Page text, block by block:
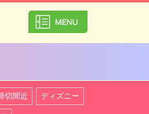
切間近 ディズニー